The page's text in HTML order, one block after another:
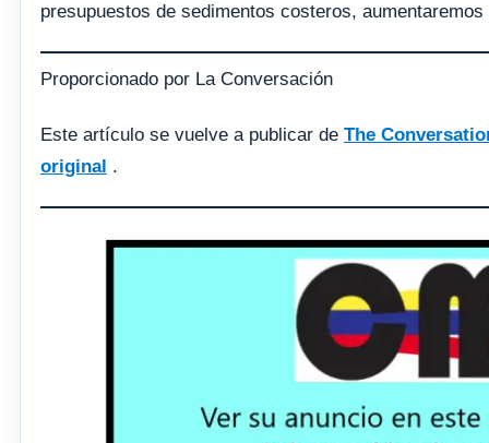
presupuestos de sedimentos costeros,
Proporcionado por La Conversación
Este artículo se vuelve a publicar de The
original .